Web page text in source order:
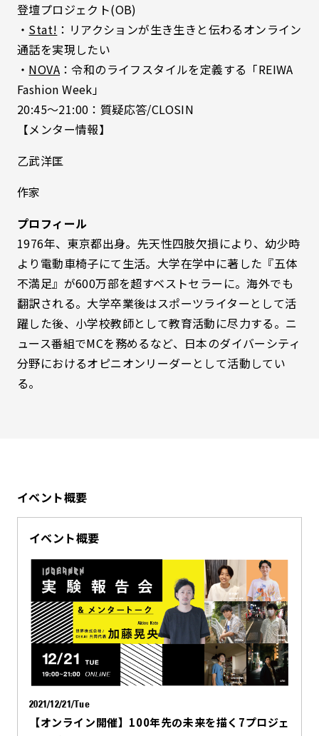
登壇プロジェクト(OB)
・ Stat! ：リアクションが生き生きと伝わるオンライン
通話を実現したい
・ NOVA ：令和のライフスタイルを定義する「REIWA
Fashion Week」
20:45〜21:00：質疑応答/CLOSIN
【メンター情報】
乙武洋匡
作家
プロフィール
1976年、東京都出身。先天性四肢欠損により、幼少時
より電動車椅子にて生活。大学在学中に著した『五体
不満足』が600万部を超すベストセラーに。海外でも
翻訳される。大学卒業後はスポーツライターとして活
躍した後、小学校教師として教育活動に尽力する。ニ
ュース番組でMCを務めるなど、日本のダイバーシティ
分野におけるオピニオンリーダーとして活動してい
る。
イベント概要
イベント概要
2021/12/21/Tue
【オンライン開催】100年先の未来を描く7プロジェ